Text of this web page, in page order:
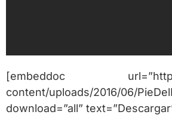
[embeddoc url=”http://
content/uploads/2016/06/
download=”all”